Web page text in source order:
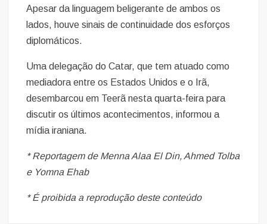
Apesar da linguagem beligerante de ambos os
lados, houve sinais de continuidade dos esforços
diplomáticos.
Uma delegação do Catar, que tem atuado como
mediadora entre os Estados Unidos e o Irã,
desembarcou em Teerã nesta quarta-feira para
discutir os últimos acontecimentos, informou a
mídia iraniana.
* Reportagem de Menna Alaa El Din, Ahmed Tolba
e Yomna Ehab
* É proibida a reprodução deste conteúdo